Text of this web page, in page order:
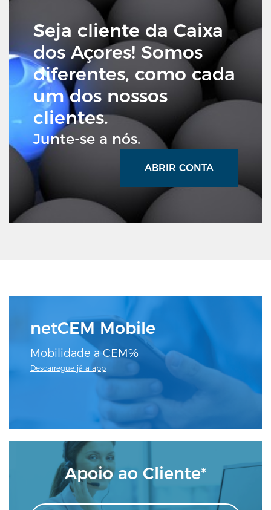
Seja cliente da Caixa
dos Açores! Somos
diferentes, como cada
um dos nossos
clientes.
Junte-se a nós.
ABRIR CONTA
netCEM Mobile
Mobilidade a CEM%
Descarregue já a app
Apoio ao Cliente*